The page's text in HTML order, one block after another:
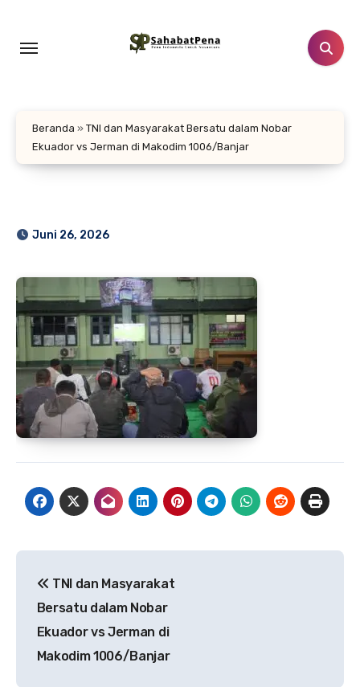
konten
Beranda » TNI dan Masyarakat Bersatu dalam Nobar
Ekuador vs Jerman di Makodim 1006/Banjar
Juni 26, 2026
pos
TNI dan Masyarakat
Bersatu dalam Nobar
Ekuador vs Jerman di
Makodim 1006/Banjar